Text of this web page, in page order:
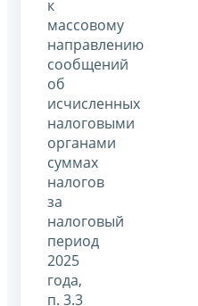
к
массовому
направлению
сообщений
об
исчисленных
налоговыми
органами
суммах
налогов
за
налоговый
период
2025
года,
п. 3.3